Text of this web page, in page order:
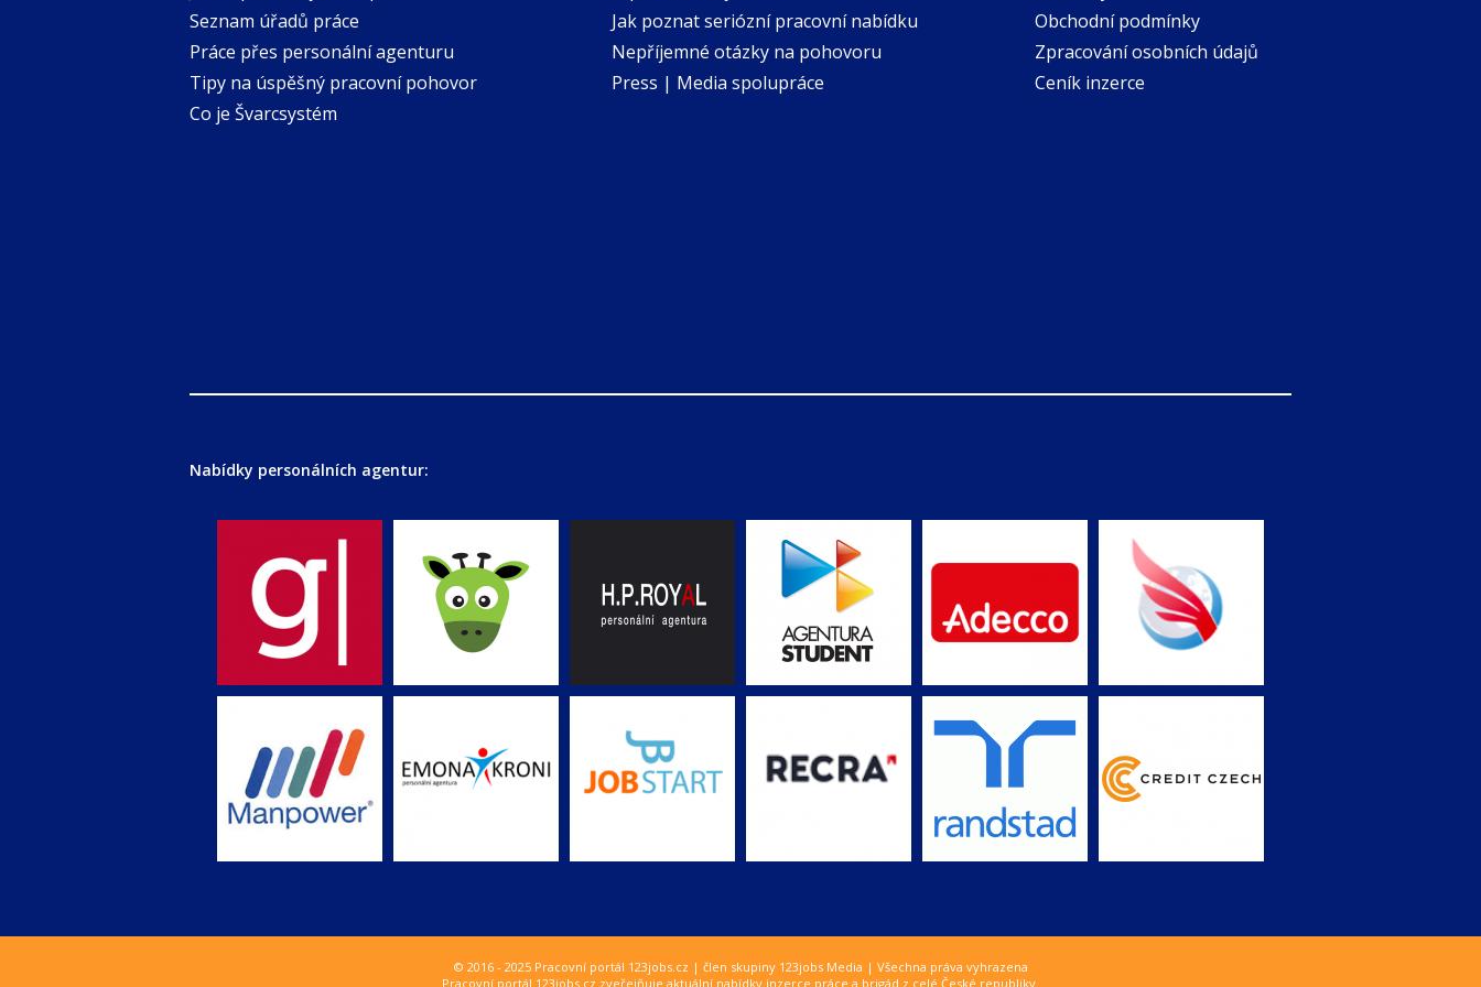
Seznam úřadů práce
Práce přes personální agenturu
Tipy na úspěšný pracovní pohovor
Co je Švarcsystém
Jak poznat seriózní pracovní nabídku
Nepříjemné otázky na pohovoru
Press | Media spolupráce
Obchodní podmínky
Zpracování osobních údajů
Ceník inzerce
Nabídky personálních agentur:
© 2016 - 2025 Pracovní portál 123jobs.cz | člen skupiny 123jobs Media | Všechna práva vyhrazena
Pracovní portál 123jobs.cz zveřejňuje aktuální nabídky inzerce práce a brigád z celé České republiky.